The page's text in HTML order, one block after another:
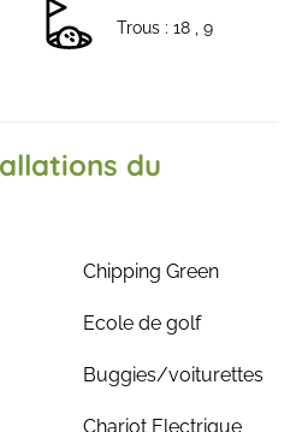
Trous : 18 , 9
du
Chipping Green
Ecole de golf
Buggies/voiturettes
Chariot Electrique